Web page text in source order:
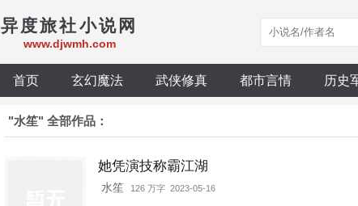
异度旅社小说网
www.djwmh.com
首页 玄幻魔法 武侠修真 都市言情 历史
"水笙" 全部作品：
她凭演技称霸江湖
水笙 126 万字 2023-05-16